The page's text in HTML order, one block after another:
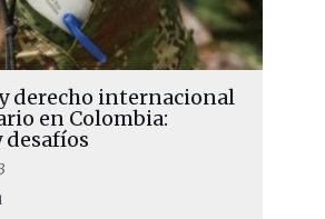
derecho internacional
en Colombia:
desafíos